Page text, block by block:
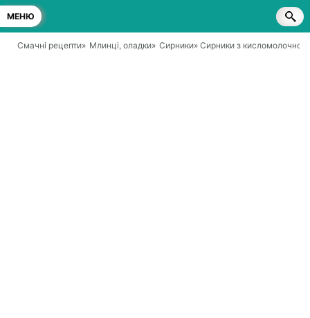
МЕНЮ
Смачні рецепти» Млинці, оладки» Сирники» Сирники з